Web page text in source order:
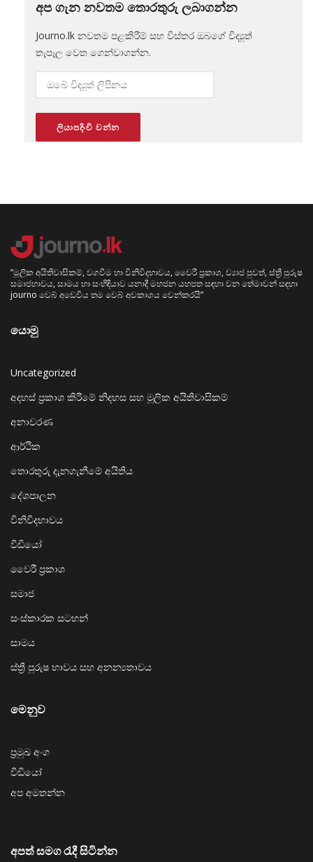
අප ගැන නවතම තොරතුරු ලබාගන්න
Journo.lk නවතම පළකිරීම් සහ විස්තර ඔබගේ විද්‍යුත්
තැපෑල වෙත ගෙන්වාගන්න.
“මූලික අයිතිවාසිකම්, වගවීම හා විනිවිදභාවය, වෛරී ප්‍රකාශ, ව්‍යාජ පුවත්, ස්ත්‍රී පුරුෂ
සමාජභාවය, සාමය හා සංහිඳියාව යනාදී මහජන යහපත සඳහා වන තේමාවන් සඳහා
journo වෙබ් අඩෙවිය තම වෙබ් අවකාශය වෙන්කරයි”
යොමු
Uncategorized
අදහස් ප්‍රකාශ කිරීමේ නිදහස සහ මූලික අයිතිවාසිකම්
අනාවරණ
ආර්ථික
තොරතුරු දැනගැනීමේ අයිතිය
දේශපාලන
විනිවිදභාවය
වීඩියෝ
වෛරී ප්‍රකාශ
සමාජ
සංස්කාරක සටහන්
සාමය
ස්ත්‍රී පුරුෂ භාවය සහ අනන්‍යතාවය
මෙනුව
ප්‍රමුඛ අංග
වීඩියෝ
අප අමතන්න
අපත් සමග රැදී සිටින්න